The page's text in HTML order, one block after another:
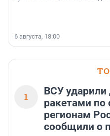
6 августа, 18:00
1
ВСУ
ракетами по
регионам
сообщили о